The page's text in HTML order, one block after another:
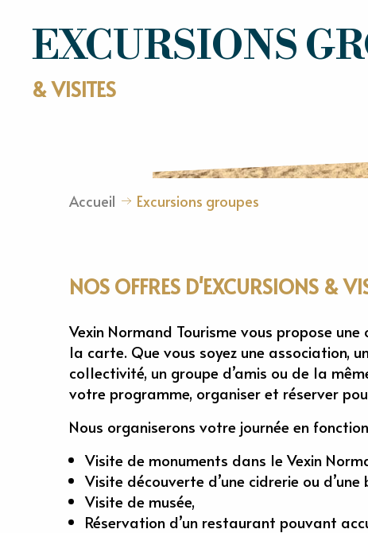
EXCURSIONS
& VISITES
Accueil Excursions groupes
NOS OFFRES D'EXCURSIONS &
Vexin Normand Tourisme vous propose
la carte. Que vous soyez une association,
collectivité, un groupe d’amis ou de la
votre programme, organiser et réserver
Nous organiserons votre journée en
Visite de monuments dans le Vexin
Visite découverte d’une cidrerie ou
Visite de musée,
Réservation d’un restaurant pouvant